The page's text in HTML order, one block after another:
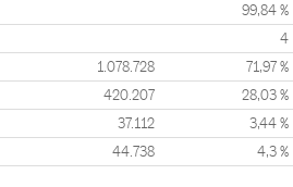
99,84 %
4
1.078.728 71,97 %
420.207 28,03 %
37.112 3,44 %
44.738 4,3 %